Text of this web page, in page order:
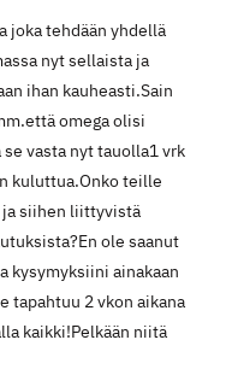
joka tehdään yhdellä
nyt sellaista ja
ihan kauheasti.Sain
omega olisi
vasta nyt tauolla1 vrk
kuluttua.Onko teille
siihen liittyvistä
ole saanut
kysymyksiini ainakaan
tapahtuu 2 vkon aikana
kaikki!Pelkään niitä